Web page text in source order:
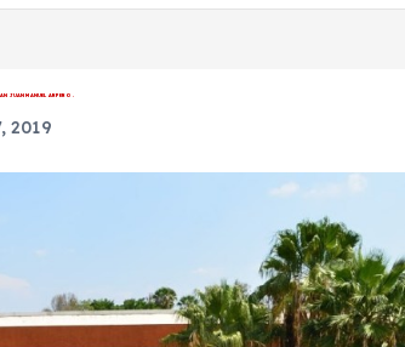
JUAN MANUEL ARPERO.
2019